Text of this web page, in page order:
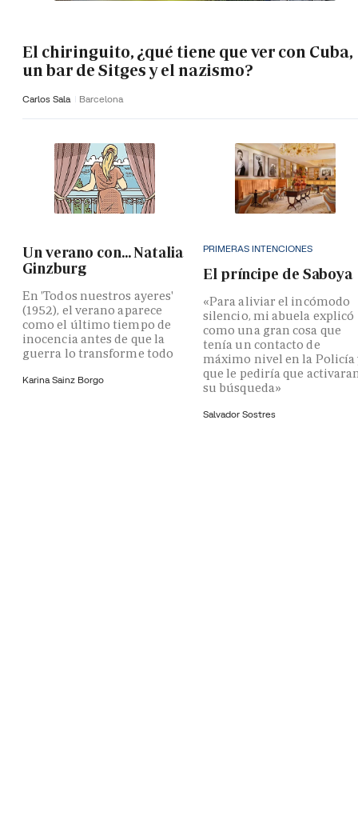
El chiringuito, ¿qué tiene que ver con Cuba,
un bar de Sitges y el nazismo?
Carlos Sala Barcelona
Un verano con... Natalia
Ginzburg
En 'Todos nuestros ayeres'
(1952), el verano aparece
como el último tiempo de
inocencia antes de que la
guerra lo transforme todo
Karina Sainz Borgo
PRIMERAS INTENCIONES
El príncipe de Saboya
«Para aliviar el incómodo
silencio, mi abuela explicó
como una gran cosa que
tenía un contacto de
máximo nivel en la Policía
que le pediría que
su búsqueda»
Salvador Sostres